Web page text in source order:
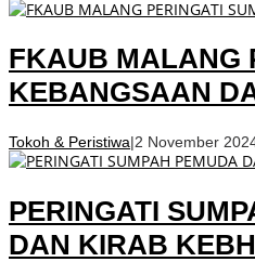
FKAUB MALANG
KEBANGSAAN
Tokoh & Peristiwa|2 November
PERINGATI
DAN KIRAB